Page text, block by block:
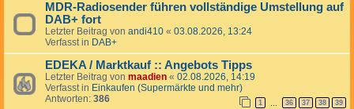
MDR-Radiosender führen vollständige Umstellung auf
DAB+ fort
Letzter Beitrag von andi410 « 03.08.2026, 13:24
Verfasst in DAB+
EDEKA / Marktkauf :: Angebots Tipps
Letzter Beitrag von maadien « 02.08.2026, 14:19
Verfasst in Einkaufen (Supermärkte und mehr)
Antworten: 386 1 … 36 37 38 39